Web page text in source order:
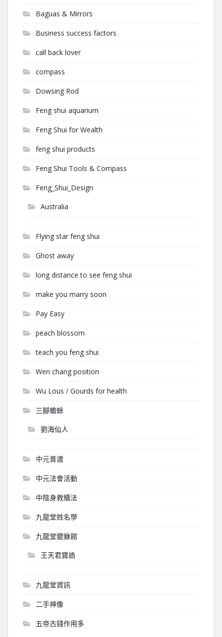
Baguas & Mirrors
Business success factors
call back lover
compass
Dowsing Rod
Feng shui aquarium
Feng Shui for Wealth
feng shui products
Feng Shui Tools & Compass
Feng_Shui_Design
Australia
Flying star feng shui
Ghost away
long distance to see feng shui
make you marry soon
Pay Easy
peach blossom
teach you feng shui
Wen chang position
Wu Lous / Gourds for health
三腳蟾蜍
劉海仙人
中元普渡
中元法會活動
中陰身救贖法
九龍堂姓名學
九龍堂貔貅館
王天君寶誥
九龍堂資訊
二手神像
五帝古錢作用多